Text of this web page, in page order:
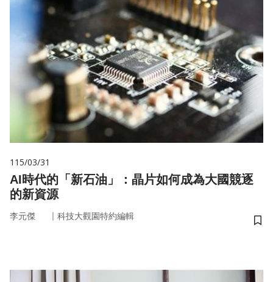
115/03/31
AI時代的「新石油」：晶片如何成為大國競逐
的新資源
李元傑 ｜ 科技大觀園特約編輯
儲